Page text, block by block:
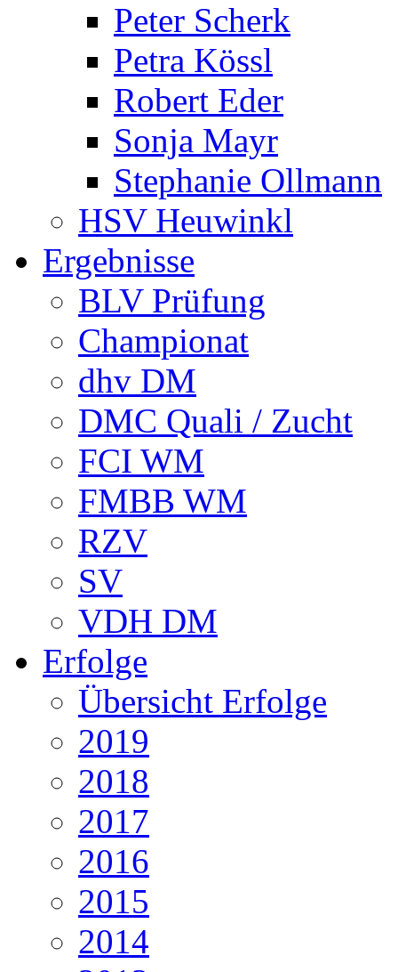
Peter Scherk
Petra Kössl
Robert Eder
Sonja Mayr
Stephanie Ollmann
HSV Heuwinkl
Ergebnisse
BLV Prüfung
Championat
dhv DM
DMC Quali / Zucht
FCI WM
FMBB WM
RZV
SV
VDH DM
Erfolge
Übersicht Erfolge
2019
2018
2017
2016
2015
2014